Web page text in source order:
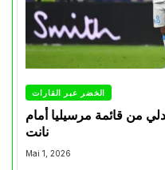
الخضر عبر القارات
من قائمة مرسيليا أمام
نانت
Mai 1, 2026